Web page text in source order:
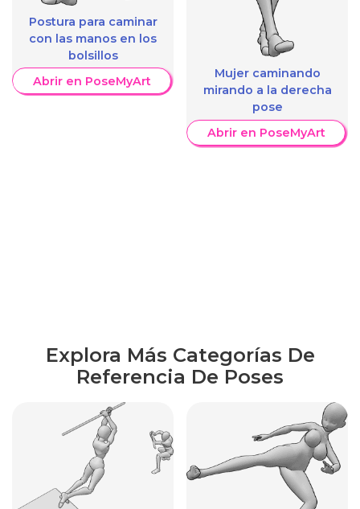
Postura para caminar
con las manos en los
bolsillos
Abrir en PoseMyArt
Mujer caminando
mirando a la derecha
pose
Abrir en PoseMyArt
Explora Más Categorías De
Referencia De Poses